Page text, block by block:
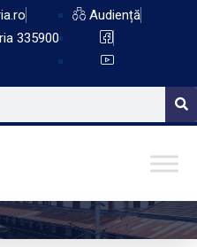
335900
Audiență